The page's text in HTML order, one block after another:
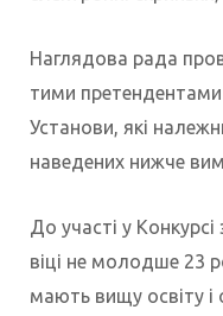
Наглядова рада
тими
Установи, які
наведених нижче
До участі у
віці не молодше 23
мають вищу освіту